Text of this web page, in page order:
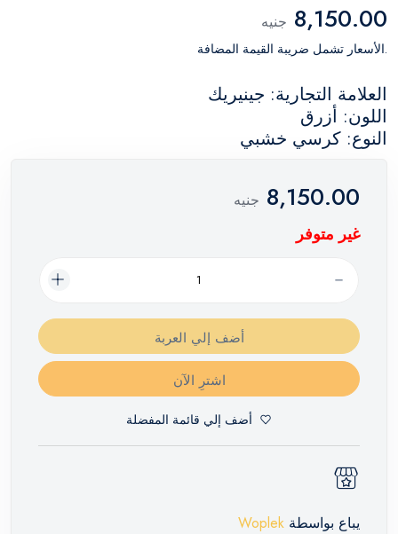
8,150.00 جنيه
.الأسعار تشمل ضريبة القيمة المضافة
العلامة التجارية: جينيريك
اللون: أزرق
النوع: كرسي خشبي
8,150.00 جنيه
غير متوفر
أضف إلي العربة
اشترِ الآن
أضف إلي قائمة المفضلة
يباع بواسطة Woplek